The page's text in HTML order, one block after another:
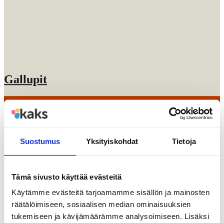
Suostumus Yksityiskohdat Tietoja
Tämä sivusto käyttää evästeitä
Käytämme evästeitä tarjoamamme sisällön ja mainosten
räätälöimiseen, sosiaalisen median ominaisuuksien
tukemiseen ja kävijämäärämme analysoimiseen. Lisäksi
Gallupit